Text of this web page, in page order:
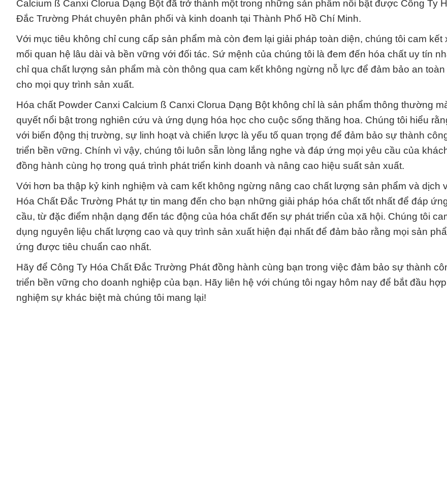
Calcium ß Canxi Clorua Dạng Bột đã trở thành một trong những sản phẩm nổi bật được Công Ty
Đắc Trường Phát chuyên phân phối và kinh doanh tại Thành Phố Hồ Chí Minh.
Với mục tiêu không chỉ cung cấp sản phẩm mà còn đem lại giải pháp toàn diện, chúng tôi cam kết
mối quan hệ lâu dài và bền vững với đối tác. Sứ mệnh của chúng tôi là đem đến hóa chất uy tín
chỉ qua chất lượng sản phẩm mà còn thông qua cam kết không ngừng nỗ lực để đảm bảo an toàn
cho mọi quy trình sản xuất.
Hóa chất Powder Canxi Calcium ß Canxi Clorua Dạng Bột không chỉ là sản phẩm thông thường
quyết nổi bật trong nghiên cứu và ứng dụng hóa học cho cuộc sống thăng hoa. Chúng tôi hiểu
với biến động thị trường, sự linh hoạt và chiến lược là yếu tố quan trọng để đảm bảo sự thành
triển bền vững. Chính vì vậy, chúng tôi luôn sẵn lòng lắng nghe và đáp ứng mọi yêu cầu của
đồng hành cùng họ trong quá trình phát triển kinh doanh và nâng cao hiệu suất sản xuất.
Với hơn ba thập kỷ kinh nghiệm và cam kết không ngừng nâng cao chất lượng sản phẩm và dịch
Hóa Chất Đắc Trường Phát tự tin mang đến cho bạn những giải pháp hóa chất tốt nhất để đáp
cầu, từ đặc điểm nhận dạng đến tác động của hóa chất đến sự phát triển của xã hội. Chúng tôi
dụng nguyên liệu chất lượng cao và quy trình sản xuất hiện đại nhất để đảm bảo rằng mọi sản
ứng được tiêu chuẩn cao nhất.
Hãy để Công Ty Hóa Chất Đắc Trường Phát đồng hành cùng bạn trong việc đảm bảo sự thành
triển bền vững cho doanh nghiệp của bạn. Hãy liên hệ với chúng tôi ngay hôm nay để bắt đầu
nghiệm sự khác biệt mà chúng tôi mang lại!